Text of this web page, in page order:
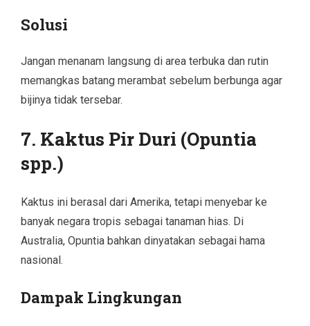
Solusi
Jangan menanam langsung di area terbuka dan rutin
memangkas batang merambat sebelum berbunga agar
bijinya tidak tersebar.
7. Kaktus Pir Duri (Opuntia
spp.)
Kaktus ini berasal dari Amerika, tetapi menyebar ke
banyak negara tropis sebagai tanaman hias. Di
Australia, Opuntia bahkan dinyatakan sebagai hama
nasional.
Dampak Lingkungan